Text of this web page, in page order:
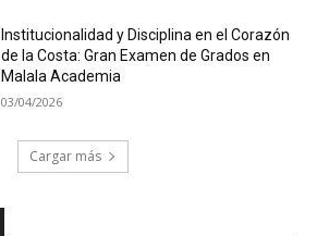
Institucionalidad y Disciplina en el Corazón
de la Costa: Gran Examen de Grados en
Malala Academia
03/04/2026
Cargar más